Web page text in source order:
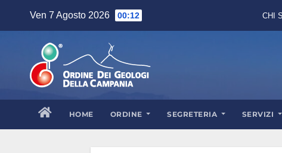
Ven 7 Agosto 2026 00:12 CHI
HOME ORDINE SEGRETERIA SERVIZI